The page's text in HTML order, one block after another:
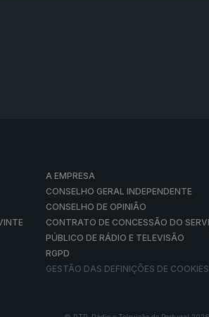
A EMPRESA
CONSELHO GERAL INDEPENDENTE
CONSELHO DE OPINIÃO
CONTRATO DE CONCESSÃO DO
PÚBLICO DE RÁDIO E TELEVISÃO
RGPD
GESTÃO DAS DEFINIÇÕES DE COOKIES